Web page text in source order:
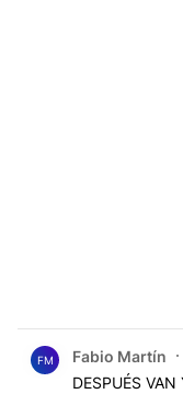
FM Fabio Martín
DESPUÉS